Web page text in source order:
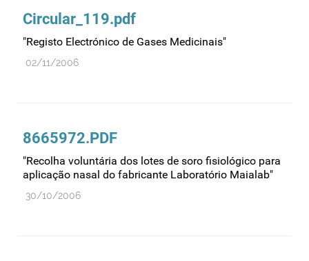
Circular_119.pdf
"Registo Electrónico de Gases Medicinais"
02/11/2006
8665972.PDF
"Recolha voluntária dos lotes de soro fisiológico para
aplicação nasal do fabricante Laboratório Maialab"
30/10/2006